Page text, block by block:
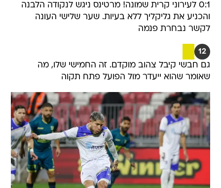
0:1 לעירוני קרית שמונה! מרטינס ניגש לנקודה הלבנה
והכניע את גליקליך ללא בעיות. שער שלישי העונה
לקשר נבחרת פנמה
12
גם חבשי קיבל צהוב מוקדם. זה החמישי שלו, מה
שאומר שהוא ייעדר מול הפועל פתח תקוה